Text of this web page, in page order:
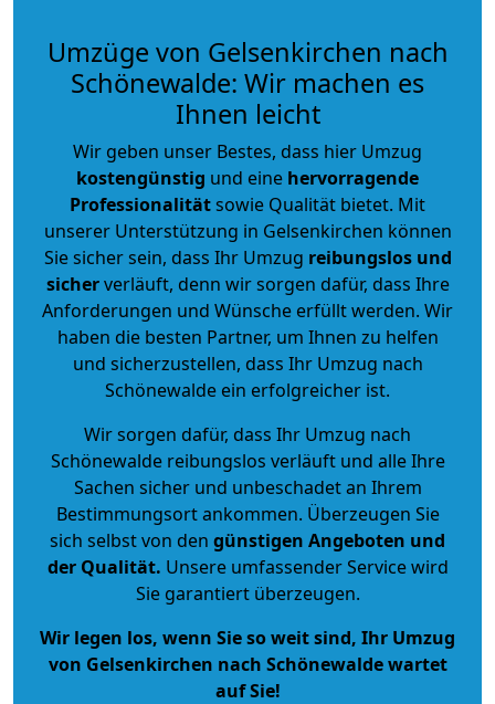
Umzüge von Gelsenkirchen nach
Schönewalde: Wir machen es
Ihnen leicht
Wir geben unser Bestes, dass hier Umzug
kostengünstig und eine hervorragende
Professionalitätsowie Qualität bietet. Mit
unserer Unterstützung in Gelsenkirchen können
Sie sicher sein, dass Ihr Umzug reibungslos und
sicherverläuft, denn wir sorgen dafür, dass Ihre
Anforderungen und Wünsche erfüllt werden. Wir
haben die besten Partner, um Ihnen zu helfen
und sicherzustellen, dass Ihr Umzug nach
Schönewalde ein erfolgreicher ist.
Wir sorgen dafür, dass Ihr Umzug nach
Schönewalde reibungslos verläuft und alle Ihre
Sachen sicher und unbeschadet an Ihrem
Bestimmungsort ankommen. Überzeugen Sie
sich selbst von den günstigen Angeboten und
der Qualität. Unsere umfassender Service wird
Sie garantiert überzeugen.
Wir legen los, wenn Sie so weit sind, Ihr Umzug
von Gelsenkirchen nach Schönewalde wartet
auf Sie!